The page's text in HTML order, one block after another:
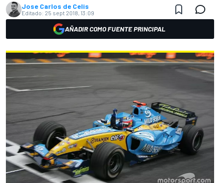
Jose Carlos de Celis
Editado: 25 sept 2018, 13:09
AÑADIR COMO FUENTE PRINCIPAL